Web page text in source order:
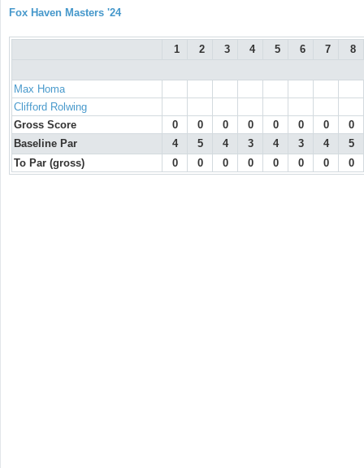
Fox Haven Masters '24
1 2 3 4 5 6 7 8
Max Homa
Clifford Rolwing
Gross Score
0 0 0 0 0 0 0
0
Baseline Par
4 5 4 3 4 3 4
5
To Par (gross)
0 0 0 0 0 0 0 0